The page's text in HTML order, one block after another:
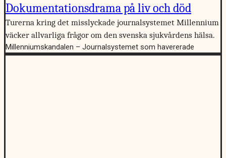
Dokumentationsdrama på liv och död
Turerna kring det misslyckade journalsystemet Millennium
väcker allvarliga frågor om den svenska sjukvårdens hälsa.
Millenniumskandalen – Journalsystemet som havererade